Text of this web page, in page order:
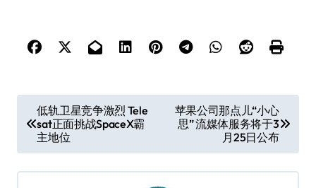
章
导
航
低轨卫星竞争激烈 Tele
sat正面挑战SpaceX霸
主地位
苹果公司那点儿“小心
思” 流媒体服务将于3
月25日公布